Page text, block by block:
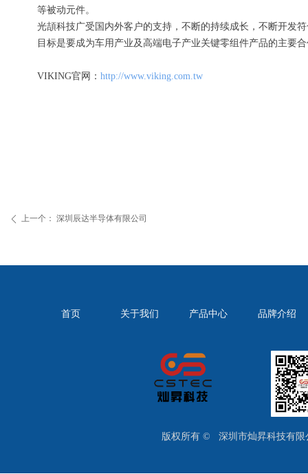
ꄴ 上一个： 深圳辰达半导体有限公司
等被动元件。
光頡科技广受国内外客户的支持，不断的持续成长，不断开发
目标是要成为车用产业及高端电子产业关键零组件产品的主要
VIKING官网： http://www.viking.com.tw
版权所有 © 深圳市灿昇科技有限
首页 关于我们 产品中心 品牌介绍